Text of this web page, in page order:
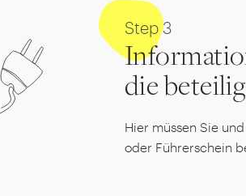
Step3
die
Hier müssen Sie
oder Führerschein